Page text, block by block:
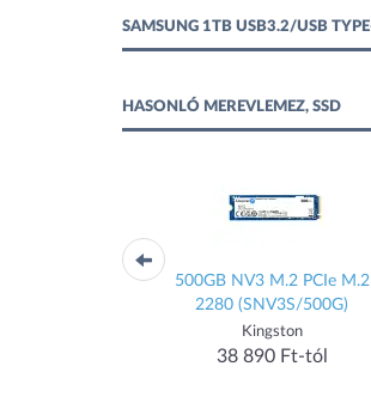
SAMSUNG 1TB USB3.2/USB
HASONLÓ MEREVLEMEZ, SSD
500GB NV3 M.2 PCIe M.2
2280 (SNV3S/500G)
38 890 Ft-tól